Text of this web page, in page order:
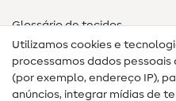
Glossário de tecidos
Guias de costura
Utilizamos cookies e
processamos dados pessoais
(por exemplo, endereço IP),
anúncios, integrar mídias de